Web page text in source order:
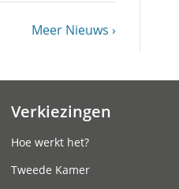
Volgende
Meer Nieuws
Verkiezingen
Hoe werkt het?
Tweede Kamer